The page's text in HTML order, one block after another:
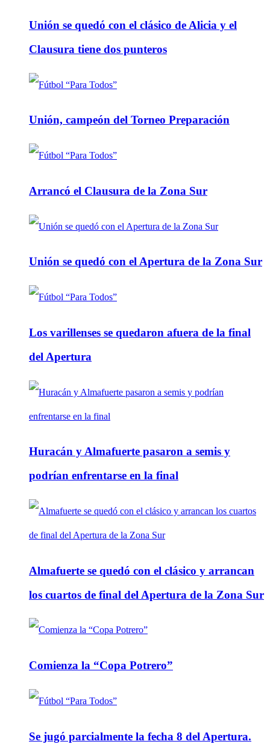
Unión se quedó con el clásico de Alicia y el
Clausura tiene dos punteros
Unión, campeón del Torneo Preparación
Arrancó el Clausura de la Zona Sur
Unión se quedó con el Apertura de la Zona Sur
Los varillenses se quedaron afuera de la final
del Apertura
Huracán y Almafuerte pasaron a semis y
podrían enfrentarse en la final
Almafuerte se quedó con el clásico y arrancan
los cuartos de final del Apertura de la Zona Sur
Comienza la “Copa Potrero”
Se jugó parcialmente la fecha 8 del Apertura.